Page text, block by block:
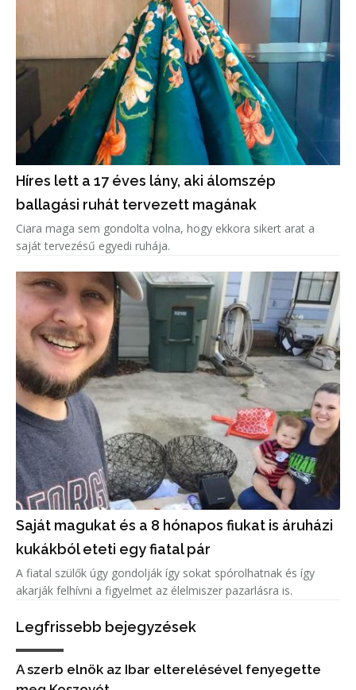
Híres lett a 17 éves lány, aki álomszép
ballagási ruhát tervezett magának
Ciara maga sem gondolta volna, hogy ekkora sikert arat a
saját tervezésű egyedi ruhája.
Saját magukat és a 8 hónapos fiukat is áruházi
kukákból eteti egy fiatal pár
A fiatal szülők úgy gondolják így sokat spórolhatnak és így
akarják felhívni a figyelmet az élelmiszer pazarlásra is.
Legfrissebb bejegyzések
A szerb elnök az Ibar elterelésével fenyegette